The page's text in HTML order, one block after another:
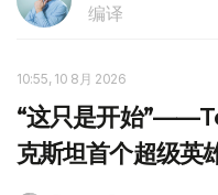
编译
10:55, 10 8月 2026
“这只是开始
克斯坦首个超级英